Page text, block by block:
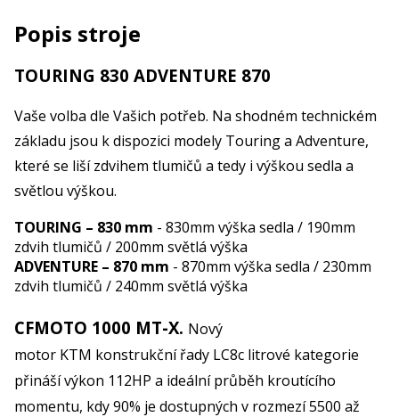
Popis stroje
TOURING 830 ADVENTURE 870
Vaše volba dle Vašich potřeb. Na shodném technickém
základu jsou k dispozici modely Touring a Adventure,
které se liší zdvihem tlumičů a tedy i výškou sedla a
světlou výškou.
TOURING – 830 mm - 830mm výška sedla / 190mm
zdvih tlumičů / 200mm světlá výška
ADVENTURE – 870 mm - 870mm výška sedla / 230mm
zdvih tlumičů / 240mm světlá výška
CFMOTO 1000 MT-X. Nový
motor KTM konstrukční řady LC8c litrové kategorie
přináší výkon 112HP a ideální průběh kroutícího
momentu, kdy 90% je dostupných v rozmezí 5500 až